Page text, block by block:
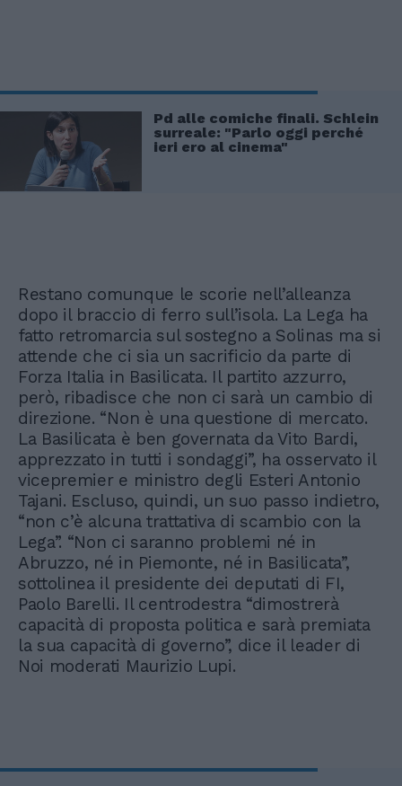
Pd alle comiche finali. Schlein
surreale: "Parlo oggi perché
ieri ero al cinema"
Restano comunque le scorie nell’alleanza
dopo il braccio di ferro sull’isola. La Lega ha
fatto retromarcia sul sostegno a Solinas ma si
attende che ci sia un sacrificio da parte di
Forza Italia in Basilicata. Il partito azzurro,
però, ribadisce che non ci sarà un cambio di
direzione. “Non è una questione di mercato.
La Basilicata è ben governata da Vito Bardi,
apprezzato in tutti i sondaggi”, ha osservato il
vicepremier e ministro degli Esteri Antonio
Tajani. Escluso, quindi, un suo passo indietro,
“non c’è alcuna trattativa di scambio con la
Lega”. “Non ci saranno problemi né in
Abruzzo, né in Piemonte, né in Basilicata”,
sottolinea il presidente dei deputati di FI,
Paolo Barelli. Il centrodestra “dimostrerà
capacità di proposta politica e sarà premiata
la sua capacità di governo”, dice il leader di
Noi moderati Maurizio Lupi.